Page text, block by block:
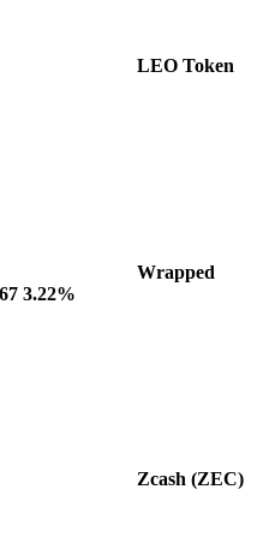
LEO Token
Wrapped
3.22%
Zcash (ZEC)